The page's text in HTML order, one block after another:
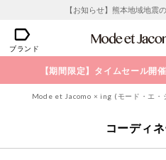
【お知らせ】熊本地域地震
ブランド
【期間限定】タイムセール開
Mode et Jacomo × ing (モード・エ・
コーディ